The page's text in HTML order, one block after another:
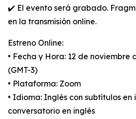
✔️ El evento será grabado.
en la transmisión online.
Estreno Online:
• Fecha y Hora: 12 de noviembre
(GMT-3)
• Plataforma: Zoom
• Idioma: Inglés con subtítulos en
conversatorio en inglés